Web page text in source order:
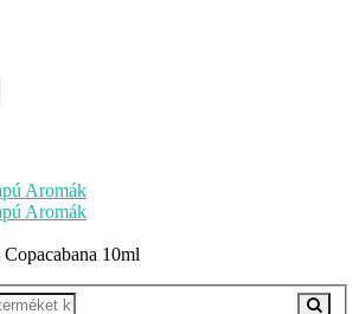
Aromák
Aromák
10ml